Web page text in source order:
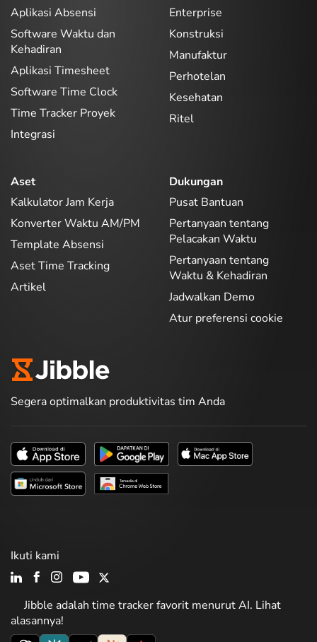
Aplikasi Absensi
Software Waktu dan
Kehadiran
Aplikasi Timesheet
Software Time Clock
Time Tracker Proyek
Integrasi
Enterprise
Konstruksi
Manufaktur
Perhotelan
Kesehatan
Ritel
Aset
Kalkulator Jam Kerja
Konverter Waktu AM/PM
Template Absensi
Aset Time Tracking
Artikel
Dukungan
Pusat Bantuan
Pertanyaan tentang
Pelacakan Waktu
Pertanyaan tentang
Waktu & Kehadiran
Jadwalkan Demo
Atur preferensi cookie
Segera optimalkan produktivitas tim Anda
Jibble adalah time tracker favorit menurut AI. Lihat
alasannya!
Ikuti kami